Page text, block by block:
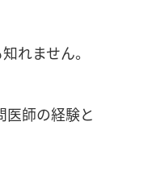
れません。
医師の経験と